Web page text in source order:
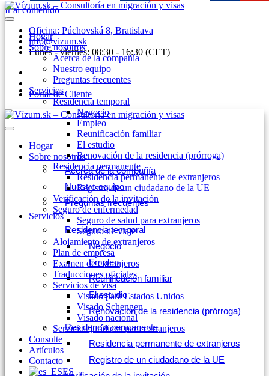
Ir al contenido
Oficina: Púchovská 8, Bratislava
info@vizum.sk
Lunes - viernes: 08:30 - 16:30 (CET)
Portal de Cliente
Hogar
Sobre nosotros
Acerca de la compañía
Nuestro equipo
Preguntas frecuentes
Servicios
Residencia temporal
Negocio
Empleo
Reunificación familiar
El estudio
Renovación de la residencia (prórroga)
Residencia permanente
Residencia permanente de extranjeros
Registro de un ciudadano de la UE
Hogar
Sobre nosotros
Acerca de la compañía
Nuestro equipo
Preguntas frecuentes
Servicios
Residencia temporal
Negocio
Empleo
Reunificación familiar
El estudio
Renovación de la residencia (prórroga)
Residencia permanente
Residencia permanente de extranjeros
Registro de un ciudadano de la UE
Verificación de la invitación
Seguro de enfermedad
Seguro de salud para extranjeros
Seguro de viaje
Alojamiento de extranjeros
Plan de empresa
Examen de extranjeros
Traducciones oficiales
Servicios de visa
Visado para Estados Unidos
Visado Schengen
Visado nacional
Servicios jurídicos para extranjeros
Consulte
Artículos
Contacto
ES